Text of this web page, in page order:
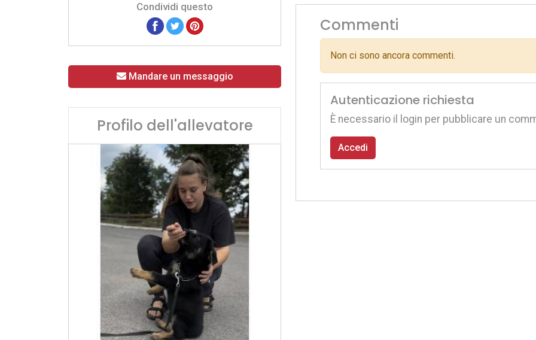
Condividi questo
Mandare un messaggio
Profilo dell'allevatore
Commenti
Non ci sono ancora commenti.
Autenticazione richiesta
È necessario il login per pubblicare un
Accedi